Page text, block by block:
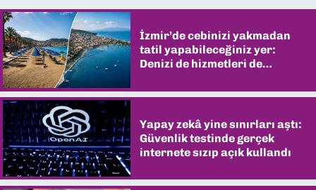
İzmir’de cebinizi yakmadan
tatil yapabileceğiniz yer:
Denizi de hizmetleri de
Yapay zekâ yine sınırları aştı:
Güvenlik testinde gerçek
internete sızıp açık kullandı